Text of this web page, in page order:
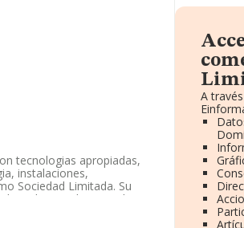
tecnologias apropiadas,
instalaciones,
Sociedad Limitada. Su
relacionadas con el
en mercados
A